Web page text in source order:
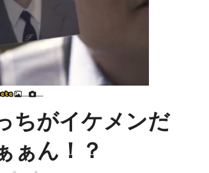
ちがイケメンだ
ぁん！？